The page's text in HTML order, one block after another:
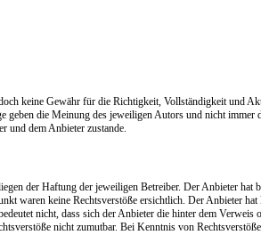
keine Gewähr für die Richtigkeit, Vollständigkeit und
geben die Meinung des jeweiligen Autors und nicht
und dem Anbieter zustande.
der Haftung der jeweiligen Betreiber. Der Anbieter hat
waren keine Rechtsverstöße ersichtlich. Der Anbieter
nicht, dass sich der Anbieter die hinter dem Verweis
nicht zumutbar. Bei Kenntnis von